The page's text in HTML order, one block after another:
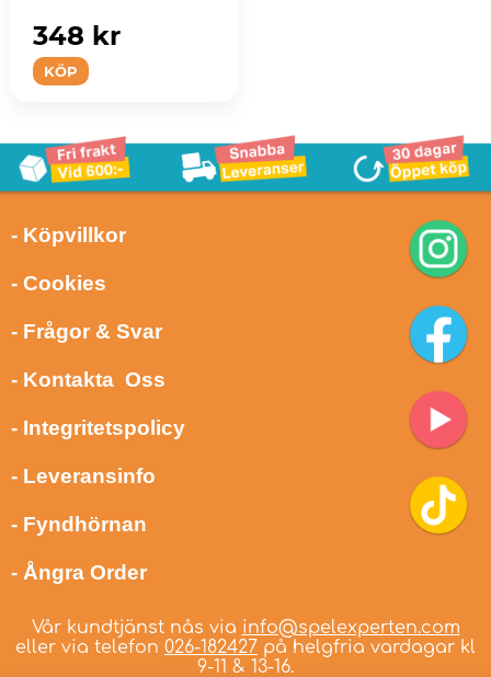
KÖP
348 kr
- Köpvillkor
- Cookies
- Frågor & Svar
- Kontakta Oss
- Integritetspolicy
- Leveransinfo
- Fyndhörnan
- Ångra Order
Vår kundtjänst nås via info@spelexperten.com
eller via telefon 026-182427 på helgfria vardagar kl
9-11 & 13-16.